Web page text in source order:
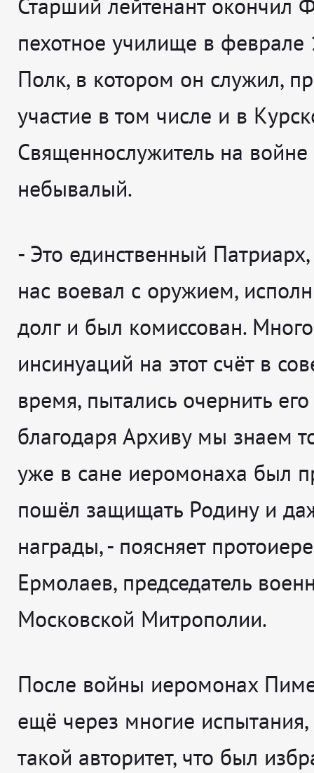
пехотное училище в феврале
Полк, в котором он служил,
участие в том числе и в
Священнослужитель на войне
небывалый.
- Это единственный
нас воевал с оружием,
долг и был комиссован.
инсинуаций на этот счёт в
время, пытались очернить
благодаря Архиву мы знаем
уже в сане иеромонаха был
пошёл защищать Родину и
награды, - поясняет
Ермолаев, председатель
Московской Митрополии.
После войны иеромонах
ещё через многие
такой авторитет, что был